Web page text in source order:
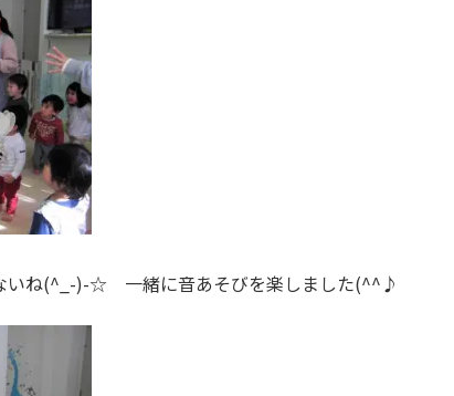
いね(^_-)-☆ 一緒に音あそびを楽しました(^^♪